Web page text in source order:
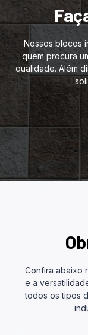
Nossos blocos
quem procura
qualidade. Além
Confira abaixo
e a
todos os tipos